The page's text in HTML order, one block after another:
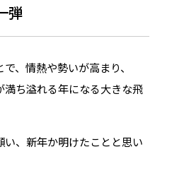
弾
、情熱や勢いが高まり、
ち溢れる年になる大きな飛
、新年か明けたことと思い